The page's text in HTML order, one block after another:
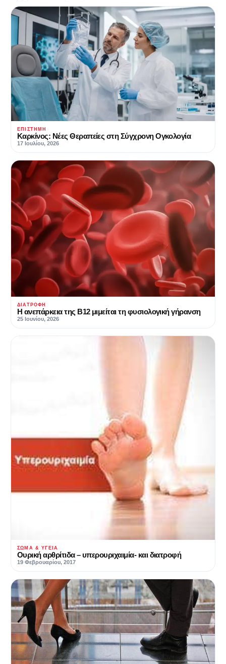
ΕΠΙΣΤΉΜΗ
Καρκίνος: Νέες Θεραπείες στη Σύγχρονη Ογκολογία
17 Ιουλίου, 2026
ΔΙΑΤΡΟΦΉ
Η ανεπάρκεια της Β12 μιμείται τη φυσιολογική γήρανση
25 Ιουνίου, 2026
ΣΏΜΑ & ΥΓΕΊΑ
Ουρική αρθρίτιδα – υπερουριχαιμία- και διατροφή
19 Φεβρουαρίου, 2017